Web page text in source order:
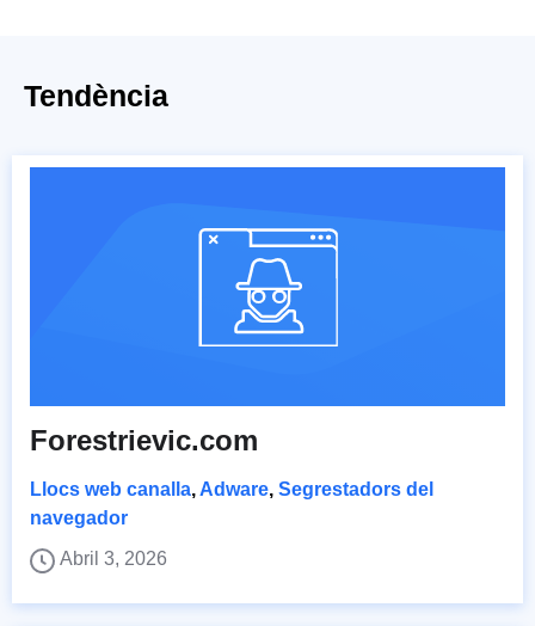
Tendència
Forestrievic.com
Llocs web canalla, Adware, Segrestadors del
navegador
Abril 3, 2026